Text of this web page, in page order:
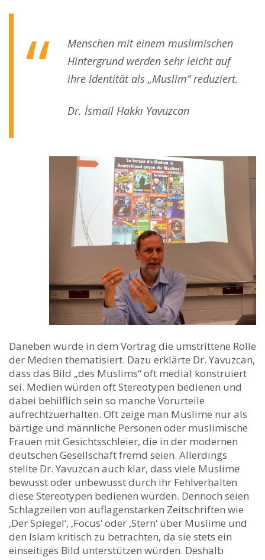
Menschen mit einem muslimischen
Hintergrund werden sehr leicht auf
ihre Identität als „Muslim“ reduziert.
Dr. İsmail Hakkı Yavuzcan
Daneben wurde in dem Vortrag die umstrittene Rolle
der Medien thematisiert. Dazu erklärte Dr. Yavuzcan,
dass das Bild „des Muslims“ oft medial konstruiert
sei. Medien würden oft Stereotypen bedienen und
dabei behilflich sein so manche Vorurteile
aufrechtzuerhalten. Oft zeige man Muslime nur als
bärtige und männliche Personen oder muslimische
Frauen mit Gesichtsschleier, die in der modernen
deutschen Gesellschaft fremd seien. Allerdings
stellte Dr. Yavuzcan auch klar, dass viele Muslime
bewusst oder unbewusst durch ihr Fehlverhalten
diese Stereotypen bedienen würden. Dennoch seien
Schlagzeilen von auflagenstarken Zeitschriften wie
‚Der Spiegel‘, ‚Focus‘ oder ‚Stern‘ über Muslime und
den Islam kritisch zu betrachten, da sie stets ein
einseitiges Bild unterstützen würden. Deshalb